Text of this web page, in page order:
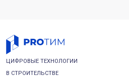
ЦИФРОВЫЕ ТЕХНОЛОГИИ
В СТРОИТЕЛЬСТВЕ